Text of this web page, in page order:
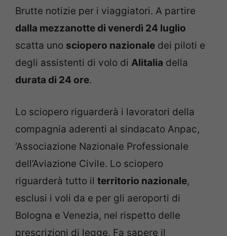
Brutte notizie per i viaggiatori. A partire
dalla mezzanotte di venerdì 24 luglio
scatta uno sciopero nazionale dei piloti e
degli assistenti di volo di Alitalia della
durata di 24 ore.
Lo sciopero riguarderà i lavoratori della
compagnia aderenti al sindacato Anpac,
‘Associazione Nazionale Professionale
dell’Aviazione Civile. Lo sciopero
riguarderà tutto il territorio nazionale,
esclusi i voli da e per gli aeroporti di
Bologna e Venezia, nel rispetto delle
prescrizioni di legge. Fa sapere il